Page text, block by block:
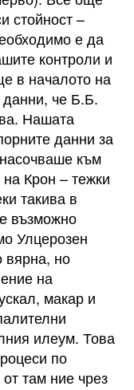
стойност –
е да
контроли и
в началото на
че Б.Б.
Нашата
данни за
към
Крон – тежки
такива в
възможно
Улцерозен
вярна, но
на
макар и
илеум. Това
по
там ние чрез